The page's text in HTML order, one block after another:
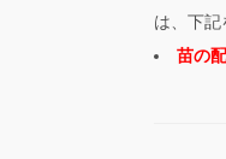
は、下
苗の